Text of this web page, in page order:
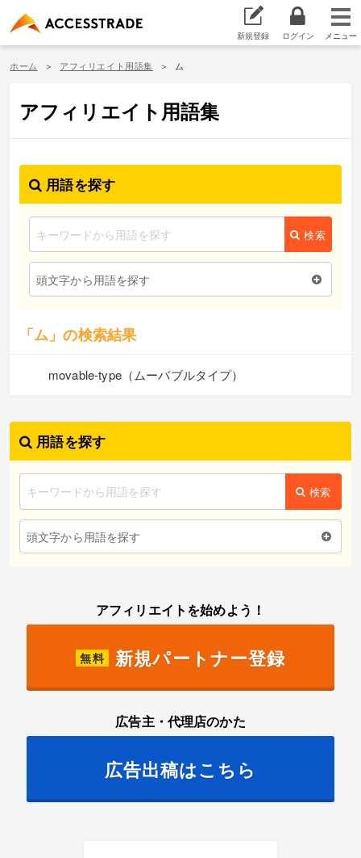
新規登録 ログイン
ホーム アフィリエイト用語集 ム
アフィリエイト用語集
用語を探す
検索
頭文字から用語を探す
「ム」の検索結果
movable-type（ムーバブルタイプ）
用語を探す
検索
頭文字から用語を探す
アフィリエイトを始めよう！
無料 新規パートナー登録
広告主・代理店のかた
広告出稿はこちら